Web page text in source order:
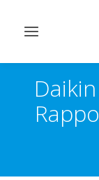
Afficher/masquer